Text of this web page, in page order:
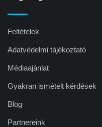
Feltételek
Adatvédelmi tájékoztató
Médiaajánlat
Gyakran ismételt kérdések
Blog
Partnereink